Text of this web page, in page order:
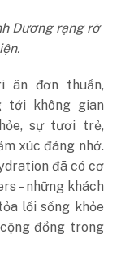
Dương rạng rỡ
ân đơn thuần,
tới không gian
sự tươi trẻ,
xúc đáng nhớ.
đã có cơ
– những khách
lối sống khỏe
đồng trong